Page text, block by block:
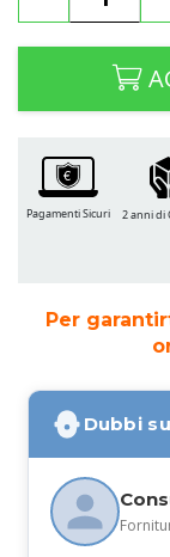
Per
Dubbi
Pagamenti Sicuri 2 anni di